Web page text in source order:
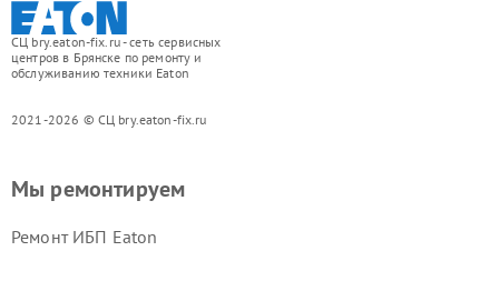
СЦ bry.eaton-fix.ru - сеть сервисных
центров в Брянске по ремонту и
обслуживанию техники Eaton
2021-2026 © СЦ bry.eaton-fix.ru
Мы ремонтируем
Ремонт ИБП Eaton